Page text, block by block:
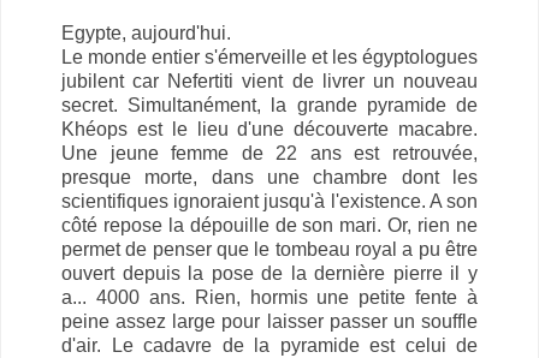
Egypte, aujourd'hui.
Le monde entier s'émerveille et les égyptologues
jubilent car Nefertiti vient de livrer un nouveau
secret. Simultanément, la grande pyramide de
Khéops est le lieu d'une découverte macabre.
Une jeune femme de 22 ans est retrouvée,
presque morte, dans une chambre dont les
scientifiques ignoraient jusqu'à l'existence. A son
côté repose la dépouille de son mari. Or, rien ne
permet de penser que le tombeau royal a pu être
ouvert depuis la pose de la dernière pierre il y
a... 4000 ans. Rien, hormis une petite fente à
peine assez large pour laisser passer un souffle
d'air. Le cadavre de la pyramide est celui de